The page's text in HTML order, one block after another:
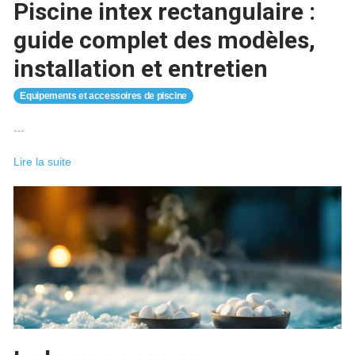
Piscine intex rectangulaire :
guide complet des modèles,
installation et entretien
Equipements et accessoires de piscine
…
Piscine
:
guide
complet
des
installation
et
entretien
Lire la suite